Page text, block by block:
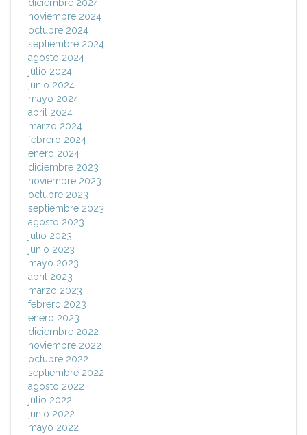
diciembre 2024
noviembre 2024
octubre 2024
septiembre 2024
agosto 2024
julio 2024
junio 2024
mayo 2024
abril 2024
marzo 2024
febrero 2024
enero 2024
diciembre 2023
noviembre 2023
octubre 2023
septiembre 2023
agosto 2023
julio 2023
junio 2023
mayo 2023
abril 2023
marzo 2023
febrero 2023
enero 2023
diciembre 2022
noviembre 2022
octubre 2022
septiembre 2022
agosto 2022
julio 2022
junio 2022
mayo 2022